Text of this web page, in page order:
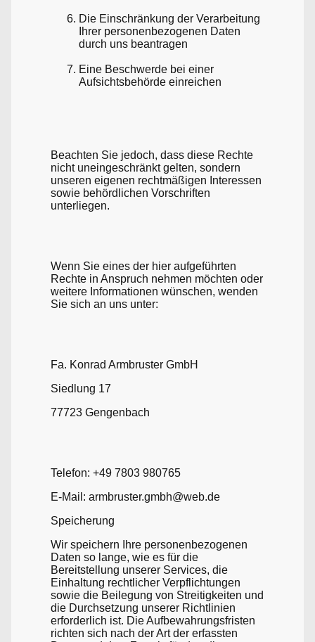
Die Einschränkung der Verarbeitung
Ihrer personenbezogenen Daten
durch uns beantragen
Eine Beschwerde bei einer
Aufsichtsbehörde einreichen
Beachten Sie jedoch, dass diese Rechte
nicht uneingeschränkt gelten, sondern
unseren eigenen rechtmäßigen Interessen
sowie behördlichen Vorschriften
unterliegen.
Wenn Sie eines der hier aufgeführten
Rechte in Anspruch nehmen möchten oder
weitere Informationen wünschen, wenden
Sie sich an uns unter:
Fa. Konrad Armbruster GmbH
Siedlung 17
77723 Gengenbach
Telefon: +49 7803 980765
E-Mail: armbruster.gmbh@web.de
Speicherung
Wir speichern Ihre personenbezogenen
Daten so lange, wie es für die
Bereitstellung unserer Services, die
Einhaltung rechtlicher Verpflichtungen
sowie die Beilegung von Streitigkeiten und
die Durchsetzung unserer Richtlinien
erforderlich ist. Die Aufbewahrungsfristen
richten sich nach der Art der erfassten